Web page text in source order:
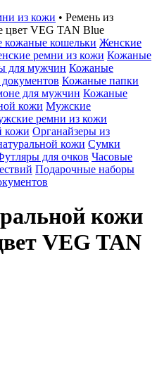
из кожи • Ремень из
цвет VEG TAN Blue
кожаные кошельки Женские
ремни из кожи Кожаные
для мужчин Кожаные
Кожаные папки
для мужчин Кожаные
кожи Мужские
ремни из кожи
кожи Органайзеры из
кожи Сумки
для очков Часовые
Подарочные наборы
кожи
VEG TAN